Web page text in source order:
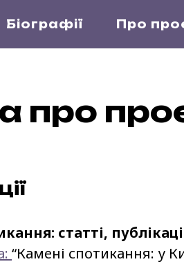
Біографії Про
про
статті,
“Камені спотикання: у